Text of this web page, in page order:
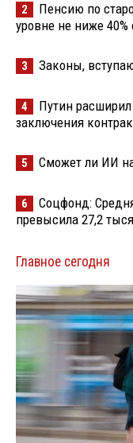
2
Пенсию по
уровне не ниже 40%
3 Законы,
4
Путин
заключения
5 Сможет ли ИИ
6
Соцфонд:
превысила 27,2
Главное сегодня